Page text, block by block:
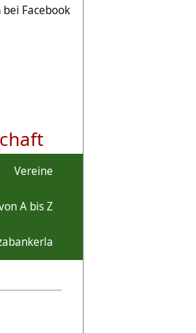
Vereine
A bis Z